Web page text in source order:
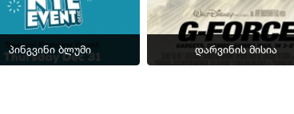
პინგვინი ბლუმი დარვინის მისია